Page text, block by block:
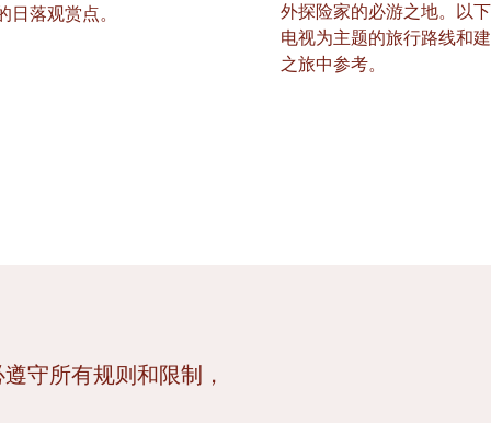
日落观赏点。
外探险家的必游之地。以
电视为主题的旅行路线和
之旅中参考。
守所有规则和限制，